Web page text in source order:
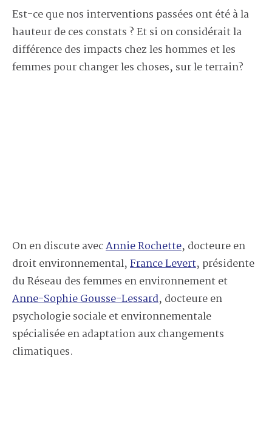
Est-ce que nos interventions passées ont été à la
hauteur de ces constats ? Et si on considérait la
différence des impacts chez les hommes et les
femmes pour changer les choses, sur le terrain?
On en discute avecAnnie Rochette, docteure en
droit environnemental,France Levert, présidente
du Réseau des femmes en environnement et
Anne-Sophie Gousse-Lessard, docteure en
psychologie sociale et environnementale
spécialisée en adaptation aux changements
climatiques.